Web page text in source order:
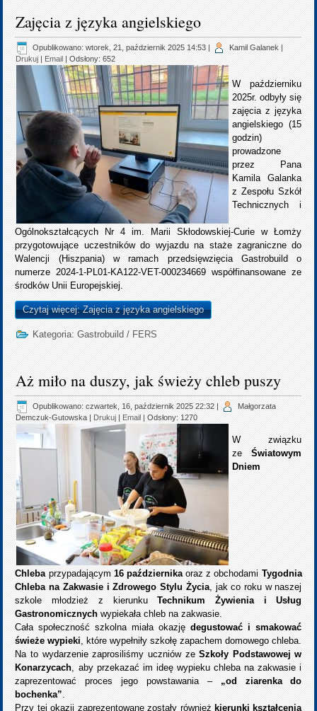
Zajęcia z języka angielskiego
Opublikowano: wtorek, 21, październik 2025 14:53 Kamil Galanek
Drukuj
Email | Odsłony: 652
W październiku
2025r. odbyły się
zajęcia z języka
angielskiego (15
godzin)
prowadzone
przez Pana
Kamila Galanka
z Zespołu Szkół
Technicznych i
Ogólnokształcących Nr 4 im. Marii Skłodowskiej-Curie w Łomży
przygotowujące uczestników do wyjazdu na staże zagraniczne do
Walencji (Hiszpania) w ramach przedsięwzięcia Gastrobuild o
numerze 2024-1-PL01-KA122-VET-000234669 współfinansowane ze
środków Unii Europejskiej.
Czytaj więcej: Zajęcia z języka angielskiego
Kategoria:Gastrobuild / FERS
Aż miło na duszy, jak świeży chleb puszy
Opublikowano: czwartek, 16, październik 2025 22:32
Małgorzata
Demczuk-Gutowska
Drukuj Email | Odsłony: 1270
W związku
zeŚwiatowym
Dniem
Chlebaprzypadającym 16 październikaoraz z obchodami Tygodnia
Chleba na Zakwasie i Zdrowego Stylu Życia, jak co roku w naszej
szkole młodzież z kierunkuTechnikum Żywienia i Usług
Gastronomicznych wypiekała chleb na zakwasie.
Cała społeczność szkolna miała okazjędegustować i smakować
świeże wypieki, które wypełniły szkołę zapachem domowego chleba.
Na to wydarzenie zaprosiliśmy uczniów zeSzkoły Podstawowej w
Konarzycach, aby przekazać im ideę wypieku chleba na zakwasie i
zaprezentować proces jego powstawania – „od ziarenka do
bochenka”.
Przy tej okazji zaprezentowane zostały również kierunki kształcenia